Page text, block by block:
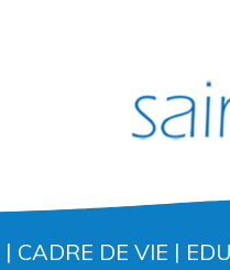
CADRE DE VIE